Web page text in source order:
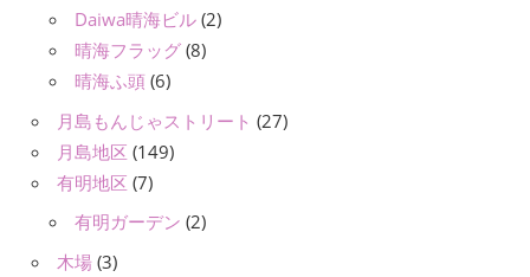
Daiwa晴海ビル (2)
晴海フラッグ (8)
晴海ふ頭 (6)
月島もんじゃストリート (27)
月島地区 (149)
有明地区 (7)
有明ガーデン (2)
木場 (3)